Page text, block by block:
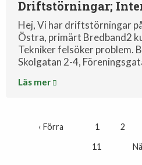
Driftstörningar;
Hej, Vi har driftstörningar
Östra, primärt Bredband2
Tekniker felsöker problem.
Skolgatan 2-4,
Läs mer
‹ Förra 1 2
11